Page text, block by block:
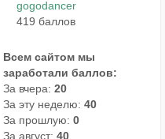
gogodancer
419 баллов
Всем сайтом мы
заработали баллов:
За вчера: 20
За эту неделю: 40
За прошлую: 0
За август: 40